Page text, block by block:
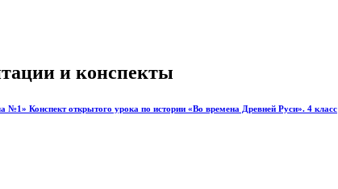
и конспекты
Конспект открытого урока по истории «Во времена Древней Руси». 4 класс